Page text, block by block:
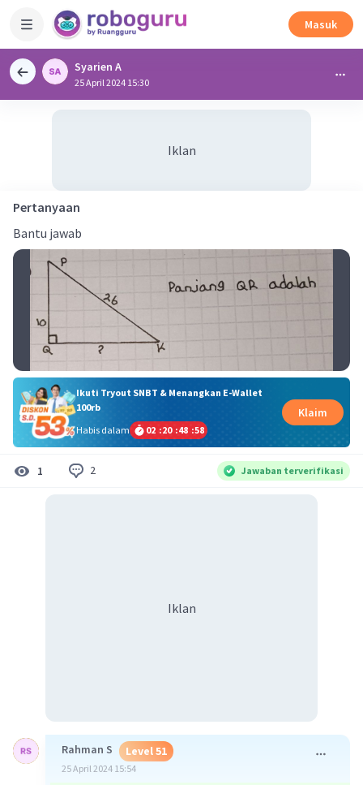
Masuk
Syarien A
25 April 2024 15:30
Iklan
Pertanyaan
Bantu jawab
Ikuti Tryout SNBT & Menangkan E-Wallet
100rb
Habis dalam
02 :20 :48 :58
Klaim
1 2 Jawaban terverifikasi
Iklan
Rahman S Level 51
25 April 2024 15:54